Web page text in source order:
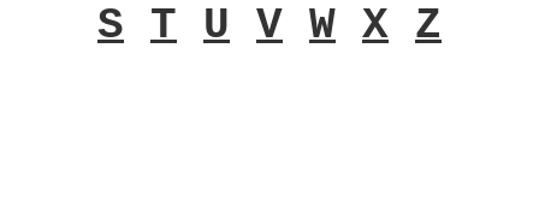
S T U V W X Z